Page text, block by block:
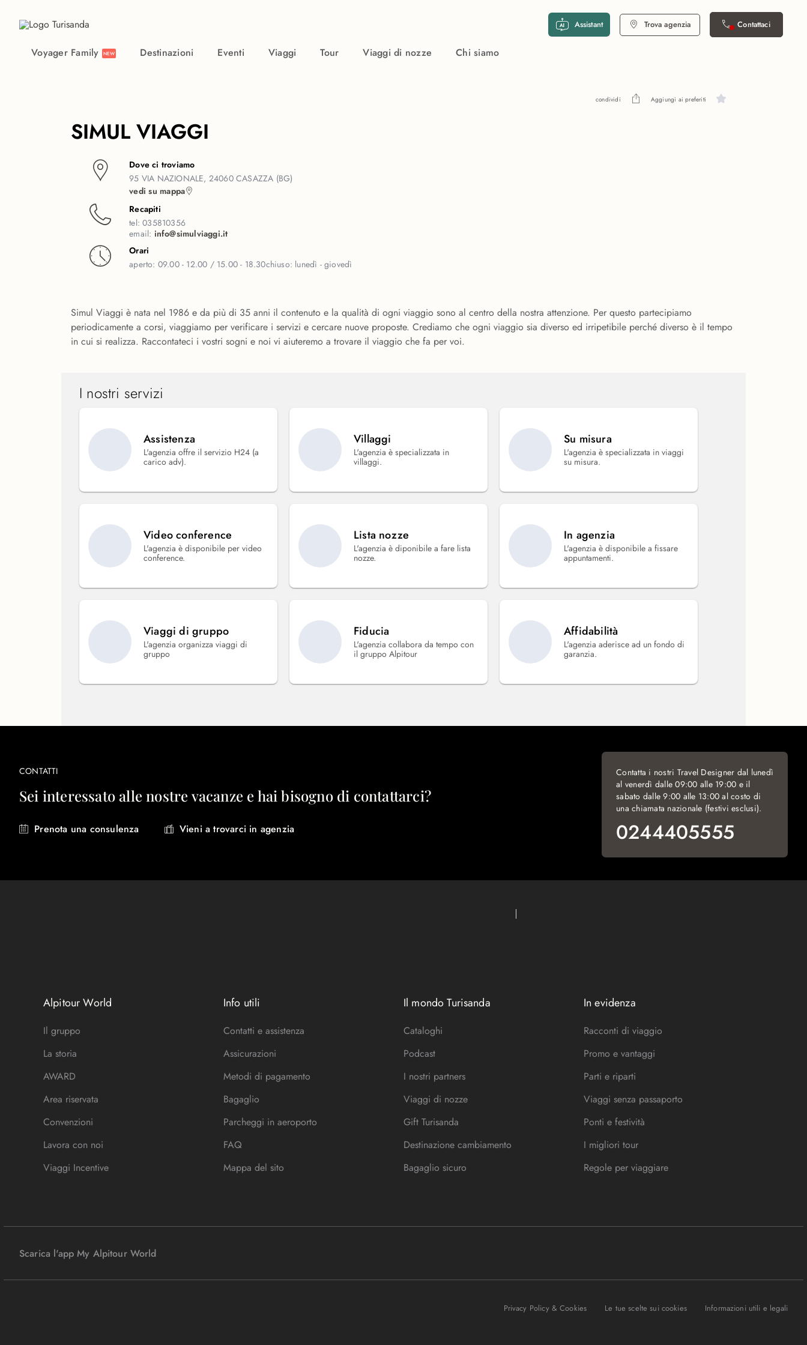
Assistant Trova agenzia Contattaci
Voyager Family NEW Destinazioni Eventi Viaggi Tour Viaggi di nozze Chi siamo
condividi Aggiungi ai preferiti
SIMUL VIAGGI
Dove ci troviamo
95 VIA NAZIONALE, 24060 CASAZZA (BG)
vedi su mappa
Recapiti
tel:035810356
email: info@simulviaggi.it
Orari
aperto: 09.00 - 12.00 / 15.00 - 18.30chiuso: lunedì - giovedì
Simul Viaggi è nata nel 1986 e da più di 35 anni il contenuto e la qualità di ogni viaggio sono al centro della nostra attenzione. Per questo partecipiamo
periodicamente a corsi, viaggiamo per verificare i servizi e cercare nuove proposte. Crediamo che ogni viaggio sia diverso ed irripetibile perché diverso è il tempo
in cui si realizza. Raccontateci i vostri sogni e noi vi aiuteremo a trovare il viaggio che fa per voi.
I nostri servizi
Assistenza
L'agenzia offre il servizio H24 (a
carico adv).
Villaggi
L'agenzia è specializzata in
villaggi.
Su misura
L'agenzia è specializzata in viaggi
su misura.
Video conference
L'agenzia è disponibile per video
conference.
Lista nozze
L'agenzia è diponibile a fare lista
nozze.
In agenzia
L'agenzia è disponibile a fissare
appuntamenti.
Viaggi di gruppo
L'agenzia organizza viaggi di
gruppo
Fiducia
L'agenzia collabora da tempo con
il gruppo Alpitour
Affidabilità
L'agenzia aderisce ad un fondo di
garanzia.
CONTATTI
Sei interessato alle nostre vacanze e hai bisogno di contattarci?
Prenota una consulenza Vieni a trovarci in agenzia
Contatta i nostri Travel Designer dal lunedì
al venerdì dalle 09:00 alle 19:00 e il
sabato dalle 9:00 alle 13:00 al costo di
una chiamata nazionale (festivi esclusi).
0244405555
Alpitour World
Il gruppo
La storia
AWARD
Area riservata
Convenzioni
Lavora con noi
Viaggi Incentive
Info utili
Contatti e assistenza
Assicurazioni
Metodi di pagamento
Bagaglio
Parcheggi in aeroporto
FAQ
Mappa del sito
Il mondo Turisanda
Cataloghi
Podcast
I nostri partners
Viaggi di nozze
Gift Turisanda
Destinazione cambiamento
Bagaglio sicuro
In evidenza
Racconti di viaggio
Promo e vantaggi
Parti e riparti
Viaggi senza passaporto
Ponti e festività
I migliori tour
Regole per viaggiare
Scarica l'app My Alpitour World
Privacy Policy & Cookies Le tue scelte sui cookies Informazioni utili e legali